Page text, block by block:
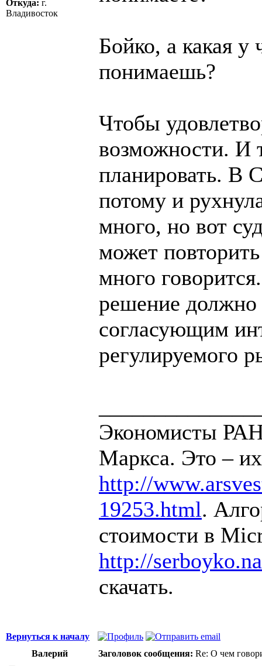
Откуда: г.
Владивосток
Бойко, а какая у
понимаешь?
Чтобы
возможности. И
планировать. В
потому и
много, но вот
может
много
решение
согласующим
регулируемого
Экономисты
Маркса. Это –
http://
19253.html.
стоимости в
http://
скачать.
Вернуться к началу
Валерий
Заголовок сообщения: Re: О чем